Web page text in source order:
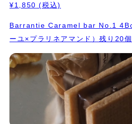
¥1,850 (税込)
Barrantie Caramel bar No.1
ーユ×プラリネアマンド）残り20個